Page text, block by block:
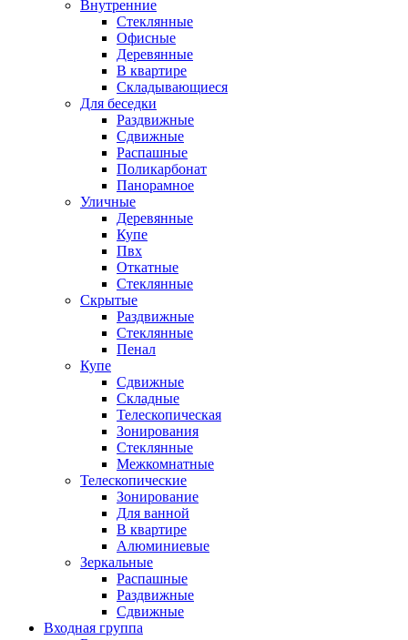
Внутренние
Стеклянные
Офисные
Деревянные
В квартире
Складывающиеся
Для беседки
Раздвижные
Сдвижные
Распашные
Поликарбонат
Панорамное
Уличные
Деревянные
Купе
Пвх
Откатные
Стеклянные
Скрытые
Раздвижные
Стеклянные
Пенал
Купе
Сдвижные
Складные
Телескопическая
Зонирования
Стеклянные
Межкомнатные
Телескопические
Зонирование
Для ванной
В квартире
Алюминиевые
Зеркальные
Распашные
Раздвижные
Сдвижные
Входная группа